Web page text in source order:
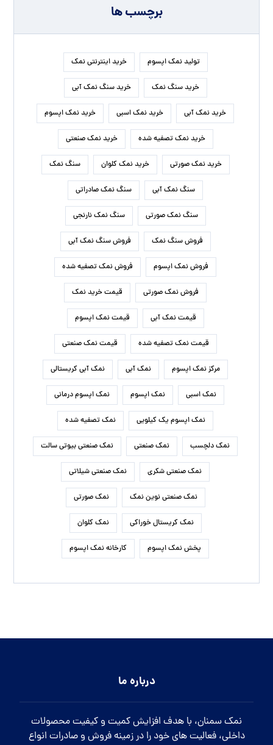
برچسب ها
تولید نمک اپسوم خرید اینترنتی نمک
خرید سنگ نمک خرید سنگ نمک آبی
خرید نمک آبی خرید نمک اسبی خرید نمک اپسوم
خرید نمک تصفیه شده خرید نمک صنعتی
خرید نمک صورتی خرید نمک کلوان سنگ نمک
سنگ نمک آبی سنگ نمک صادراتی
سنگ نمک صورتی سنگ نمک نارنجی
فروش سنگ نمک فروش سنگ نمک آبی
فروش نمک اپسوم فروش نمک تصفیه شده
فروش نمک صورتی قیمت خرید نمک
قیمت نمک آبی قیمت نمک اپسوم
قیمت نمک تصفیه شده قیمت نمک صنعتی
مرکز نمک اپسوم نمک آبی نمک آبی کریستالی
نمک اسبی نمک اپسوم نمک اپسوم درمانی
نمک اپسوم یک کیلویی نمک تصفیه شده
نمک دلچسب نمک صنعتی نمک صنعتی بیوتی سالت
نمک صنعتی شکری نمک صنعتی شیلاتی
نمک صنعتی نوین نمک نمک صورتی
نمک کریستال خوراکی نمک کلوان
پخش نمک اپسوم کارخانه نمک اپسوم
درباره ما
نمک سمنان، با هدف افزایش کمیت و کیفیت محصولات
داخلی، فعالیت های خود را در زمینه فروش و صادرات انواع